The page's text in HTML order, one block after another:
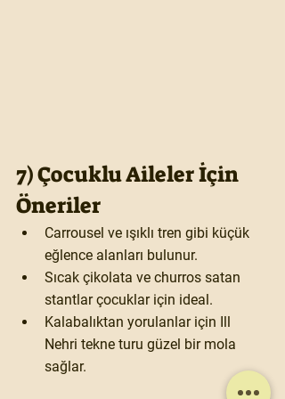
7) Çocuklu Aileler İçin
Öneriler
Carrousel ve ışıklı tren gibi küçük
eğlence alanları bulunur.
Sıcak çikolata ve churros satan
stantlar çocuklar için ideal.
Kalabalıktan yorulanlar için Ill
Nehri tekne turu güzel bir mola
sağlar.